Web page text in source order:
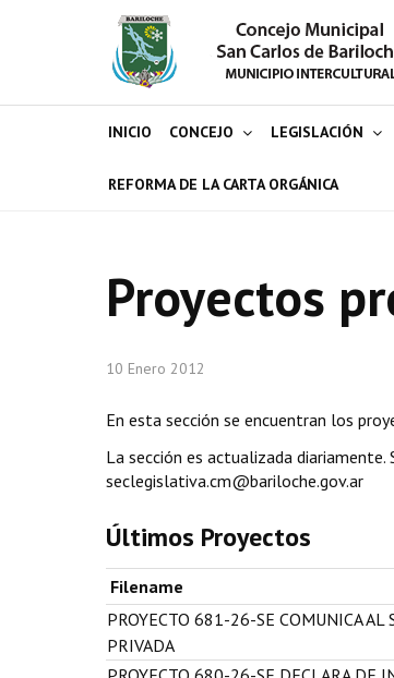
INICIO CONCEJO LEGISLACIÓN
REFORMA DE LA CARTA ORGÁNICA
Proyectos
10 Enero 2012
En esta sección se encuentran los
La sección es actualizada
seclegislativa.cm@bariloche.gov.ar
Últimos Proyectos
Filename
PROYECTO 681-26-SE COMUNICA
PRIVADA